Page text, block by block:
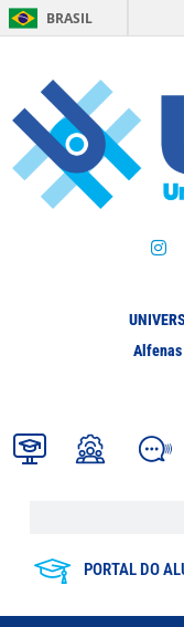
BRASIL
Alfenas
PORTAL DO